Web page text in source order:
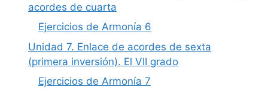
acordes de cuarta
Ejercicios de Armonía 6
Unidad 7. Enlace de acordes de sexta
(primera inversión). El VII grado
Ejercicios de Armonía 7